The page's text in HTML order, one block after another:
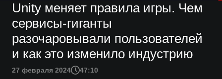
Unity меняет правила игры. Чем
сервисы-гиганты
разочаровывали пользователей
и как это изменило индустрию
27 февраля 2024 47:10